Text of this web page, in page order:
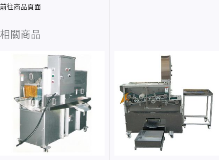
前往商品頁面
相關商品